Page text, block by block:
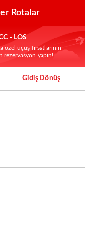
Rotalar
- LOS
özel uçuş fırsatlarının
rezervasyon yapın!
Gidiş Dönüş